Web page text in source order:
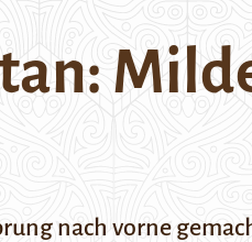
nach vorne